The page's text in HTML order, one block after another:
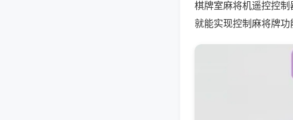
棋牌室麻将机遥控控
就能实现控制麻将牌功